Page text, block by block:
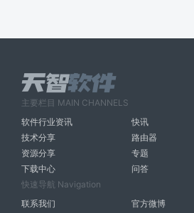
主要栏目 MAIN CHANNELS
软件行业资讯
快讯
技术分享
路由器
资源分享
专题
下载中心
问答
快速导航 Navigation
联系我们
官方微博